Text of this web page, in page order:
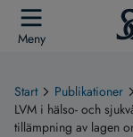
Meny
Start
Publikationer
LVM i hälso- och
tillämpning av lagen